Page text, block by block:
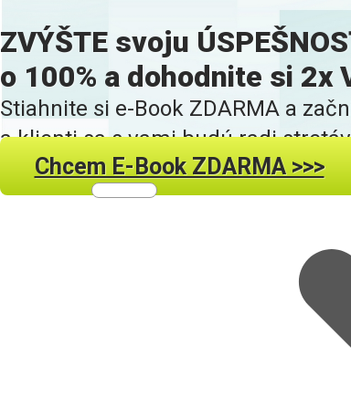
ZVÝŠTE svoju
o 100% a dohodnite si 2x
Stiahnite si e-Book ZDARMA a
a klienti sa s vami budú radi
Chcem E-Book ZDARMA >>>